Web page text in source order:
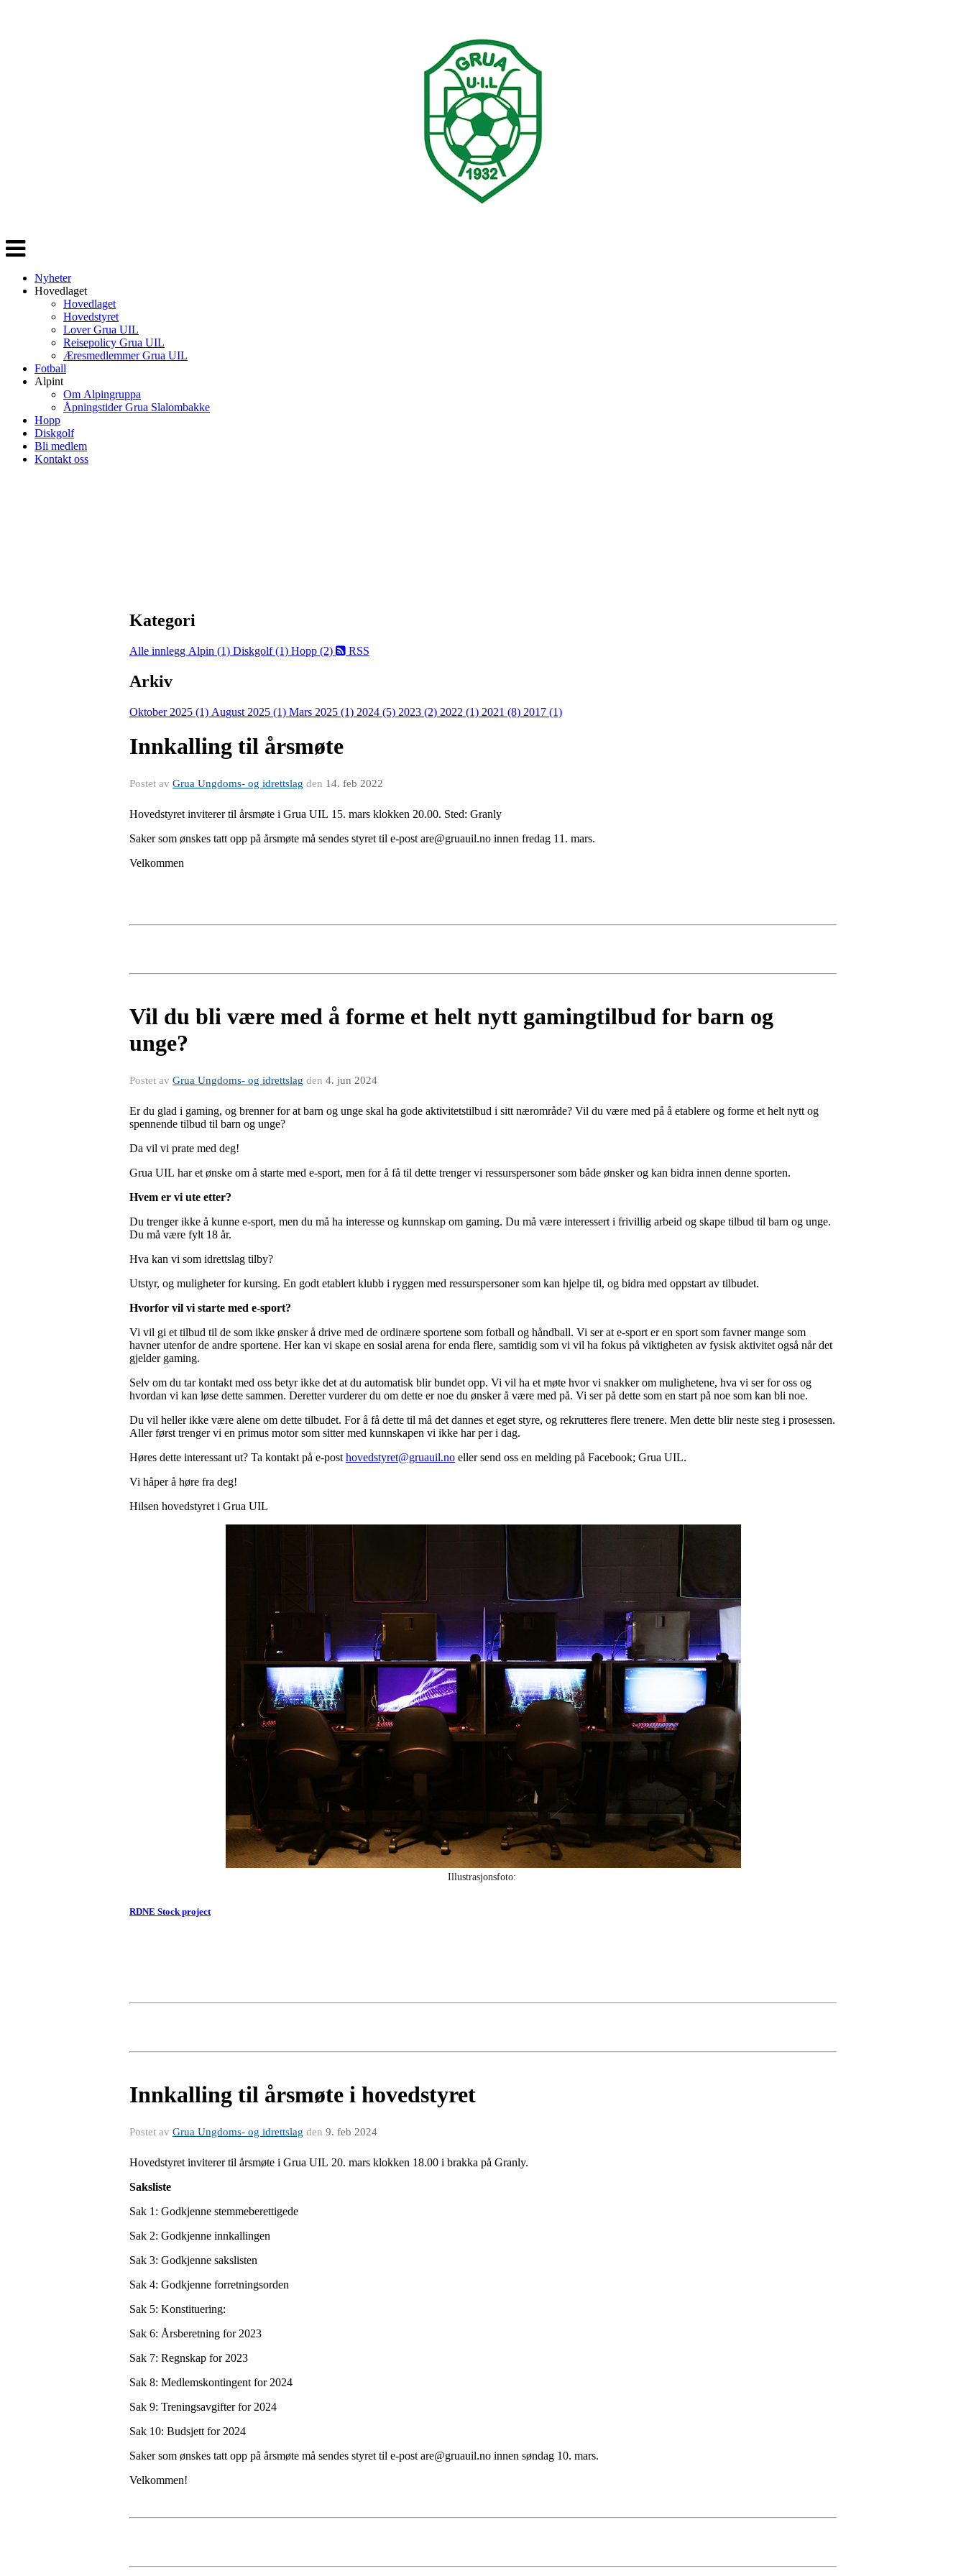
Veksle
navigasjon
Nyheter
Hovedlaget
Hovedlaget
Hovedstyret
Lover Grua UIL
Reisepolicy Grua UIL
Æresmedlemmer Grua UIL
Fotball
Alpint
Om Alpingruppa
Åpningstider Grua Slalombakke
Hopp
Diskgolf
Bli medlem
Kontakt oss
Kategori
Alle innlegg Alpin (1) Diskgolf (1) Hopp (2) RSS
Arkiv
Oktober 2025 (1) August 2025 (1) Mars 2025 (1) 2024 (5) 2023 (2) 2022 (1) 2021 (8) 2017 (1)
Innkalling til årsmøte
Postet av Grua Ungdoms- og idrettslag den 14. feb 2022
Hovedstyret inviterer til årsmøte i Grua UIL 15. mars klokken 20.00. Sted: Granly
Saker som ønskes tatt opp på årsmøte må sendes styret til e-post are@gruauil.no innen fredag 11. mars.
Velkommen
Vil du bli være med å forme et helt nytt gamingtilbud for barn og
unge?
Postet av Grua Ungdoms- og idrettslag den 4. jun 2024
Er du glad i gaming, og brenner for at barn og unge skal ha gode aktivitetstilbud i sitt nærområde? Vil du være med på å etablere og forme et helt nytt og
spennende tilbud til barn og unge?
Da vil vi prate med deg!
Grua UIL har et ønske om å starte med e-sport, men for å få til dette trenger vi ressurspersoner som både ønsker og kan bidra innen denne sporten.
Hvem er vi ute etter?
Du trenger ikke å kunne e-sport, men du må ha interesse og kunnskap om gaming. Du må være interessert i frivillig arbeid og skape tilbud til barn og unge.
Du må være fylt 18 år.
Hva kan vi som idrettslag tilby?
Utstyr, og muligheter for kursing. En godt etablert klubb i ryggen med ressurspersoner som kan hjelpe til, og bidra med oppstart av tilbudet.
Hvorfor vil vi starte med e-sport?
Vi vil gi et tilbud til de som ikke ønsker å drive med de ordinære sportene som fotball og håndball. Vi ser at e-sport er en sport som favner mange som
havner utenfor de andre sportene. Her kan vi skape en sosial arena for enda flere, samtidig som vi vil ha fokus på viktigheten av fysisk aktivitet også når det
gjelder gaming.
Selv om du tar kontakt med oss betyr ikke det at du automatisk blir bundet opp. Vi vil ha et møte hvor vi snakker om mulighetene, hva vi ser for oss og
hvordan vi kan løse dette sammen. Deretter vurderer du om dette er noe du ønsker å være med på. Vi ser på dette som en start på noe som kan bli noe.
Du vil heller ikke være alene om dette tilbudet. For å få dette til må det dannes et eget styre, og rekrutteres flere trenere. Men dette blir neste steg i prosessen.
Aller først trenger vi en primus motor som sitter med kunnskapen vi ikke har per i dag.
Høres dette interessant ut? Ta kontakt på e-post hovedstyret@gruauil.no eller send oss en melding på Facebook; Grua UIL.
Vi håper å høre fra deg!
Hilsen hovedstyret i Grua UIL
Illustrasjonsfoto:
RDNE Stock project
Innkalling til årsmøte i hovedstyret
Postet av Grua Ungdoms- og idrettslag den 9. feb 2024
Hovedstyret inviterer til årsmøte i Grua UIL 20. mars klokken 18.00 i brakka på Granly.
Saksliste
Sak 1: Godkjenne stemmeberettigede
Sak 2: Godkjenne innkallingen
Sak 3: Godkjenne sakslisten
Sak 4: Godkjenne forretningsorden
Sak 5: Konstituering:
Sak 6: Årsberetning for 2023
Sak 7: Regnskap for 2023
Sak 8: Medlemskontingent for 2024
Sak 9: Treningsavgifter for 2024
Sak 10: Budsjett for 2024
Saker som ønskes tatt opp på årsmøte må sendes styret til e-post are@gruauil.no innen søndag 10. mars.
Velkommen!